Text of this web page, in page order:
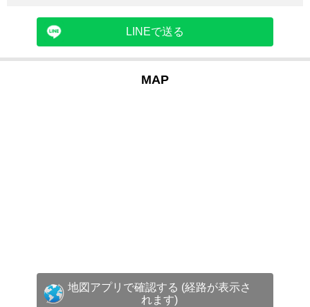
LINEで送る
MAP
地図アプリで確認する (経路が表示さ
れます)